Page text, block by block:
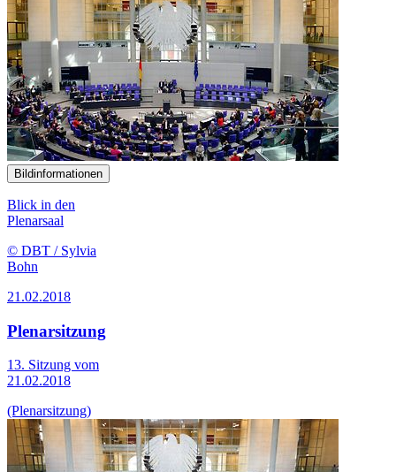
Bildinformationen
Blick in den
Plenarsaal
© DBT / Sylvia
Bohn
21.02.2018
Plenarsitzung
13. Sitzung vom
21.02.2018
(Plenarsitzung)